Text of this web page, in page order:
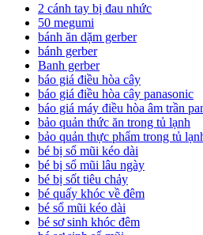
2 cánh tay bị đau nhức
50 megumi
bánh ăn dặm gerber
bánh gerber
Banh gerber
báo giá điều hòa cây
báo giá điều hòa cây panasonic
báo giá máy điều hòa âm trần
bảo quản thức ăn trong tủ lạnh
bảo quản thực phẩm trong tủ
bé bị sổ mũi kéo dài
bé bị sổ mũi lâu ngày
bé bị sốt tiêu chảy
bé quấy khóc về đêm
bé sổ mũi kéo dài
bé sơ sinh khóc đêm